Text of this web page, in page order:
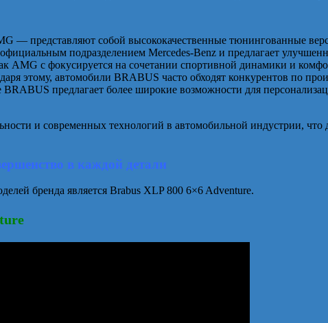
— представляют собой высококачественные тюнингованные
подразделением Mercedes-Benz и предлагает
AMG с фокусируется на сочетании спортивной динамики и
этому, автомобили BRABUS часто обходят конкурентов по
предлагает более широкие возможности для
и современных технологий в автомобильной индустрии, что
в каждой детали
бренда является Brabus XLP 800 6×6 Adventure.